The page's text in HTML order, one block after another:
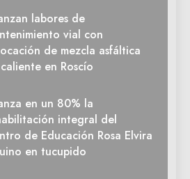
labores de
vial con
de mezcla asfáltica
en Roscío
en un 80% la
integral del
de Educación Rosa Elvira
en tucupido